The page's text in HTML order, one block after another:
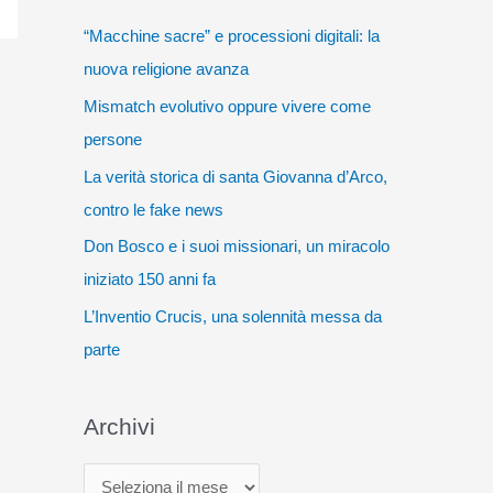
“Macchine sacre” e processioni digitali: la
nuova religione avanza
Mismatch evolutivo oppure vivere come
persone
La verità storica di santa Giovanna d’Arco,
contro le fake news
Don Bosco e i suoi missionari, un miracolo
iniziato 150 anni fa
L’Inventio Crucis, una solennità messa da
parte
Archivi